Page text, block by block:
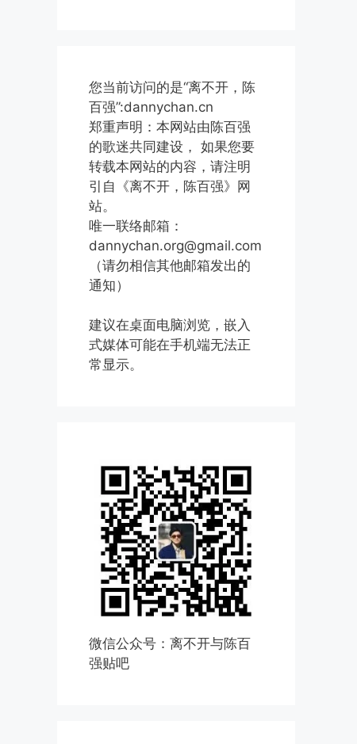
您当前访问的是“离不开，陈
百强”:dannychan.cn
郑重声明：本网站由陈百强
的歌迷共同建设， 如果您要
转载本网站的内容，请注明
引自《离不开，陈百强》网
站。
唯一联络邮箱：
dannychan.org@gmail.com
（请勿相信其他邮箱发出的
通知）
建议在桌面电脑浏览，嵌入
式媒体可能在手机端无法正
常显示。
微信公众号：离不开与陈百
强贴吧